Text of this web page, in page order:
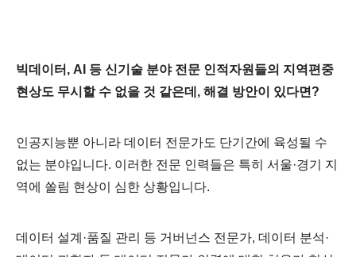
빅데이터, AI 등 신기술 분야 전문 인적자원들의 지역편중
현상도 무시할 수 없을 것 같은데, 해결 방안이 있다면?
인공지능뿐 아니라 데이터 전문가도 단기간에 육성될 수
없는 분야입니다. 이러한 전문 인력들은 특히 서울·경기 지
역에 쏠림 현상이 심한 상황입니다.
데이터 설계·품질 관리 등 거버넌스 전문가, 데이터 분석·